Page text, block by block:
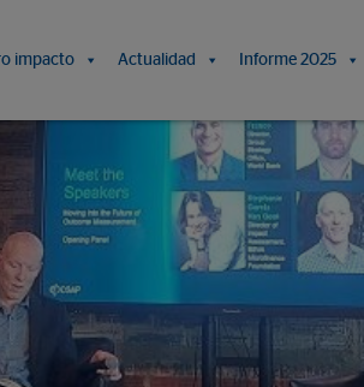
impacto Actualidad Informe 2025